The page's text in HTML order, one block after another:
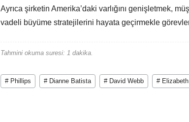
Ayrıca şirketin Amerika’daki varlığını genişletmek,
vadeli büyüme stratejilerini hayata geçirmekle
Tahmini okuma suresi: 1 dakika.
# Phillips # Dianne Batista # David Webb #